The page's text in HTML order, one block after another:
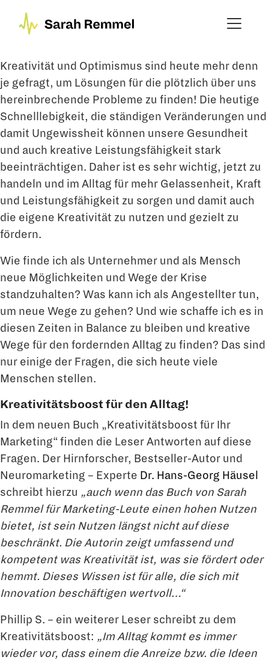
Kreativität und Optimismus sind heute mehr denn
je gefragt, um Lösungen für die plötzlich über uns
hereinbrechende Probleme zu finden! Die heutige
Schnelllebigkeit, die ständigen Veränderungen und
damit Ungewissheit können unsere Gesundheit
und auch kreative Leistungsfähigkeit stark
beeinträchtigen. Daher ist es sehr wichtig, jetzt zu
handeln und im Alltag für mehr Gelassenheit, Kraft
und Leistungsfähigkeit zu sorgen und damit auch
die eigene Kreativität zu nutzen und gezielt zu
fördern.
Wie finde ich als Unternehmer und als Mensch
neue Möglichkeiten und Wege der Krise
standzuhalten? Was kann ich als Angestellter tun,
um neue Wege zu gehen? Und wie schaffe ich es in
diesen Zeiten in Balance zu bleiben und kreative
Wege für den fordernden Alltag zu finden? Das sind
nur einige der Fragen, die sich heute viele
Menschen stellen.
Kreativitätsboost für den Alltag!
In dem neuen Buch „Kreativitätsboost für Ihr
Marketing“ finden die Leser Antworten auf diese
Fragen. Der Hirnforscher, Bestseller-Autor und
Neuromarketing – Experte Dr. Hans-Georg Häusel
schreibt hierzu „auch wenn das Buch von Sarah
Remmel für Marketing-Leute einen hohen Nutzen
bietet, ist sein Nutzen längst nicht auf diese
beschränkt. Die Autorin zeigt umfassend und
kompetent was Kreativität ist, was sie fördert oder
hemmt. Dieses Wissen ist für alle, die sich mit
Innovation beschäftigen wertvoll…“
Phillip S. – ein weiterer Leser schreibt zu dem
Kreativitätsboost: „Im Alltag kommt es immer
wieder vor, dass einem die Anreize bzw. die Ideen